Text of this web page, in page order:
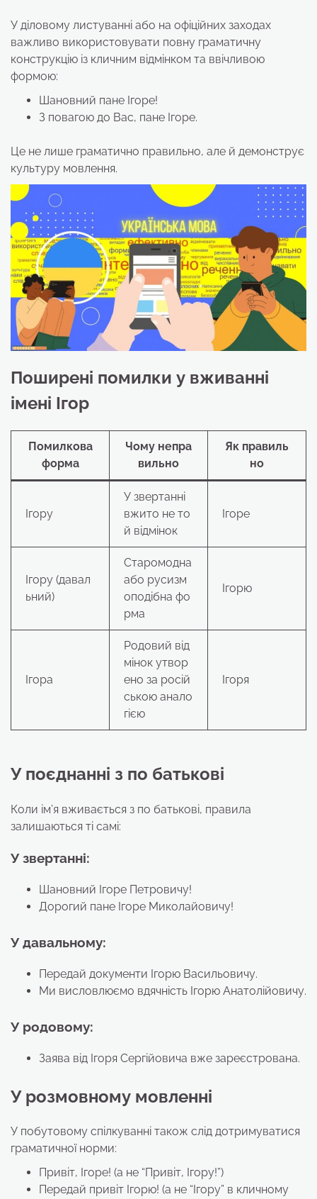
У діловому листуванні або на офіційних заходах
важливо використовувати повну граматичну
конструкцію із кличним відмінком та ввічливою
формою:
Шановний пане Ігоре!
З повагою до Вас, пане Ігоре.
Це не лише граматично правильно, але й демонструє
культуру мовлення.
Поширені помилки у вживанні
імені Ігор
Помилкова
форма
Чому непра
вильно
Як правиль
но
Ігору
У звертанні
вжито не то
й відмінок
Ігоре
Ігору (давал
ьний)
Старомодна
або русизм
оподібна фо
рма
Ігорю
Ігора
Родовий від
мінок утвор
ено за росій
ською анало
гією
Ігоря
У поєднанні з по батькові
Коли ім’я вживається з по батькові, правила
залишаються ті самі:
У звертанні:
Шановний Ігоре Петровичу!
Дорогий пане Ігоре Миколайовичу!
У давальному:
Передай документи Ігорю Васильовичу.
Ми висловлюємо вдячність Ігорю Анатолійовичу.
У родовому:
Заява від Ігоря Сергійовича вже зареєстрована.
У розмовному мовленні
У побутовому спілкуванні також слід дотримуватися
граматичної норми:
Привіт, Ігоре! (а не “Привіт, Ігору!”)
Передай привіт Ігорю! (а не “Ігору” в кличному